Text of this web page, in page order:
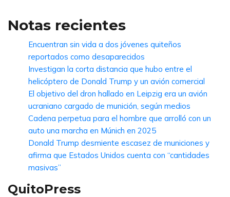
Notas recientes
Encuentran sin vida a dos jóvenes quiteños
reportados como desaparecidos
Investigan la corta distancia que hubo entre el
helicóptero de Donald Trump y un avión comercial
El objetivo del dron hallado en Leipzig era un avión
ucraniano cargado de munición, según medios
Cadena perpetua para el hombre que arrolló con un
auto una marcha en Múnich en 2025
Donald Trump desmiente escasez de municiones y
afirma que Estados Unidos cuenta con “cantidades
masivas”
QuitoPress